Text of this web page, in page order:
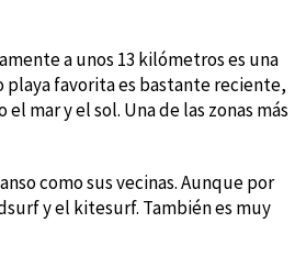
a unos 13 kilómetros es una
playa favorita es bastante reciente,
mar y el sol. Una de las zonas más
como sus vecinas. Aunque por
y el kitesurf. También es muy